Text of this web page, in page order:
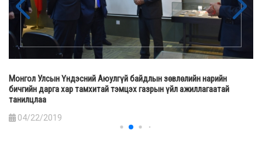
Монгол Улсын Үндэсний Аюулгүй байдлын зөвлөлийн нарийн
бичгийн дарга хар тамхитай тэмцэх газрын үйл ажиллагаатай
танилцлаа
04/22/2019